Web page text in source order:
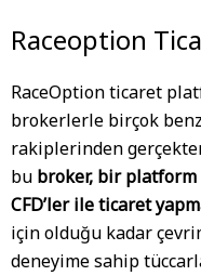
Raceoption
RaceOption ticaret
brokerlerle birçok
rakiplerinden
bu broker, bir
CFD’ler ile ticaret
için olduğu kadar
deneyime sahip